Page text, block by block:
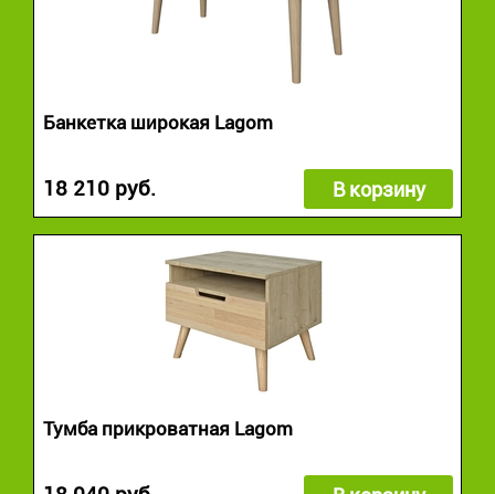
Банкетка широкая Lagom
18 210 руб. В корзину
Тумба прикроватная Lagom